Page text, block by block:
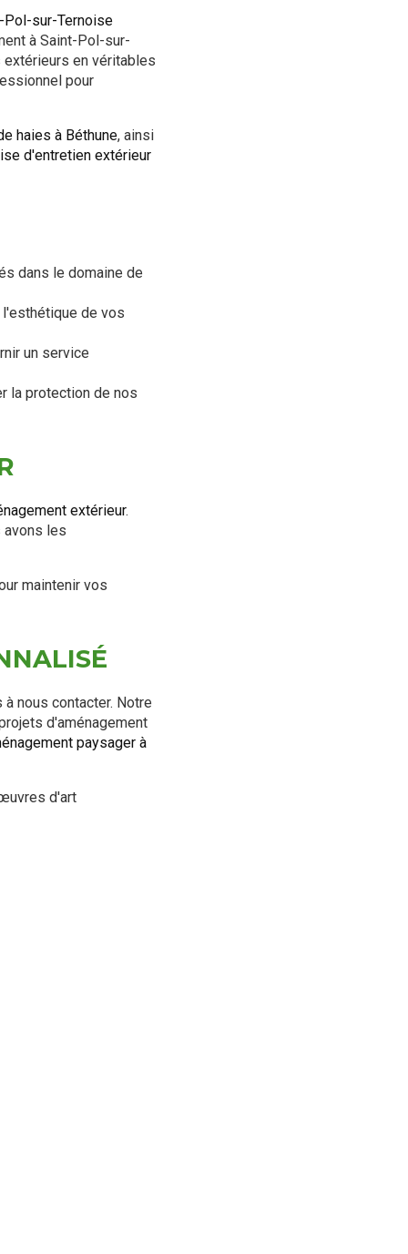
Pol-sur-Ternoise
à Saint-Pol-sur-
en véritables
pour
haies à Béthune, ainsi
d'entretien extérieur
dans le domaine de
de vos
un service
la protection de nos
extérieur.
avons les
maintenir vos
nous contacter. Notre
d'aménagement
paysager à
d'art